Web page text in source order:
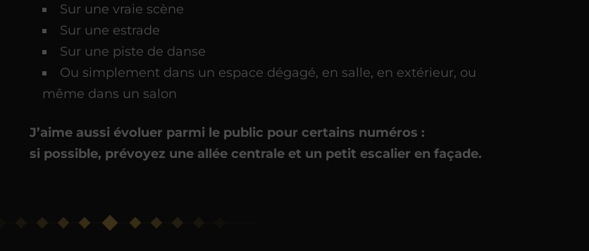
Sur une vraie scène
Sur une estrade
Sur une piste de danse
Ou simplement dans un espace dégagé, en salle, en extérieur, ou
même dans un salon
J’aime aussi évoluer parmi le public pour certains numéros :
si possible, prévoyez une allée centrale et un petit escalier en façade.